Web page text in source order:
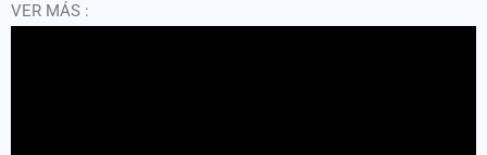
VER MÁS :